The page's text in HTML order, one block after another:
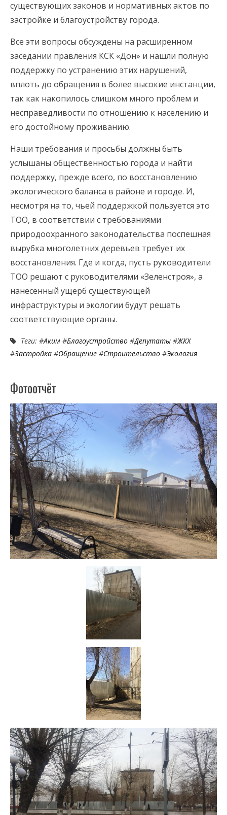
существующих законов и нормативных актов по
застройке и благоустройству города.
Все эти вопросы обсуждены на расширенном
заседании правления КСК «Дон» и нашли полную
поддержку по устранению этих нарушений,
вплоть до обращения в более высокие инстанции,
так как накопилось слишком много проблем и
несправедливости по отношению к населению и
его достойному проживанию.
Наши требования и просьбы должны быть
услышаны общественностью города и найти
поддержку, прежде всего, по восстановлению
экологического баланса в районе и городе. И,
несмотря на то, чьей поддержкой пользуется это
ТОО, в соответствии с требованиями
природоохранного законодательства поспешная
вырубка многолетних деревьев требует их
восстановления. Где и когда, пусть руководители
ТОО решают с руководителями «Зеленстроя», а
нанесенный ущерб существующей
инфраструктуры и экологии будут решать
соответствующие органы.
Теги: #Аким #Благоустройство #Депутаты #ЖКХ
#Застройка #Обращение #Строительство #Экология
Фотоотчёт